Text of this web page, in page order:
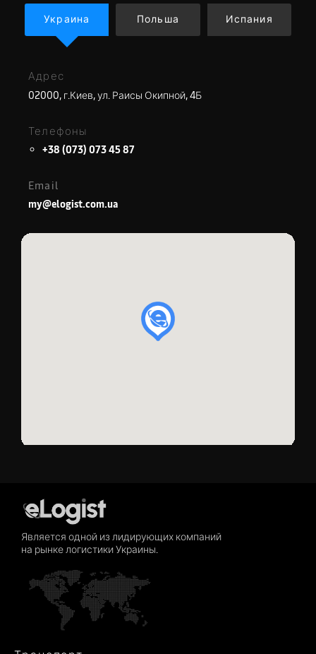
Украина Польша Испания
Адрес
02000, г.Киев, ул. Раисы Окипной, 4Б
Телефоны
+38 (073) 073 45 87
Email
my@elogist.com.ua
Является одной из лидирующих компаний
на рынке логистики Украины.